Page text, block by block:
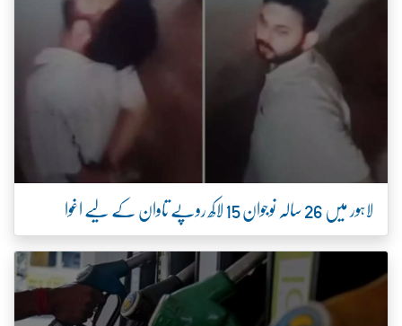
لاہور میں 26 سالہ نوجوان 15 لاکھ روپے تاوان کے لیے اغوا